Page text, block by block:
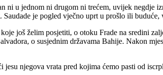
ni u jednom ni drugom ni trećem, uvijek
je pogled vječno uprt u prošlo ili buduće,
još želim posjetiti, o otoku Frade na sredini
o susjednim državama Bahije. Nakon
jesu njegova vrata pred kojima ćemo pasti od